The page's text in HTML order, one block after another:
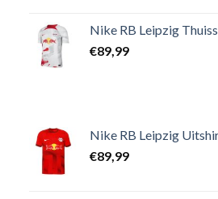
Nike RB Leipzig
€89,99
Nike RB Leipzig
€89,99